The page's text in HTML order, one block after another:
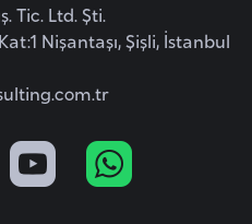
Tic. Ltd. Şti.
Nişantaşı, Şişli, İstanbul